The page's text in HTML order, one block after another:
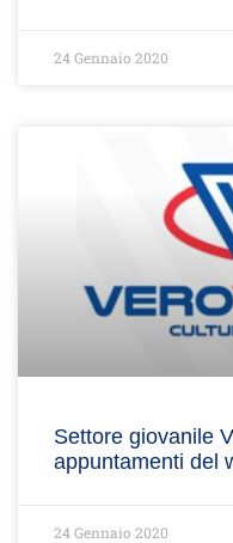
24 Gennaio 2020
Settore giovanile
appuntamenti del
24 Gennaio 2020